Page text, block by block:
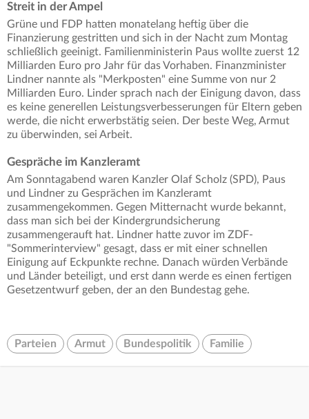
Streit in der Ampel
Grüne und FDP hatten monatelang heftig über die
Finanzierung gestritten und sich in der Nacht zum Montag
schließlich geeinigt. Familienministerin Paus wollte zuerst 12
Milliarden Euro pro Jahr für das Vorhaben. Finanzminister
Lindner nannte als "Merkposten" eine Summe von nur 2
Milliarden Euro. Linder sprach nach der Einigung davon, dass
es keine generellen Leistungsverbesserungen für Eltern geben
werde, die nicht erwerbstätig seien. Der beste Weg, Armut
zu überwinden, sei Arbeit.
Gespräche im Kanzleramt
Am Sonntagabend waren Kanzler Olaf Scholz (SPD), Paus
und Lindner zu Gesprächen im Kanzleramt
zusammengekommen. Gegen Mitternacht wurde bekannt,
dass man sich bei der Kindergrundsicherung
zusammengerauft hat. Lindner hatte zuvor im ZDF-
"Sommerinterview" gesagt, dass er mit einer schnellen
Einigung auf Eckpunkte rechne. Danach würden Verbände
und Länder beteiligt, und erst dann werde es einen fertigen
Gesetzentwurf geben, der an den Bundestag gehe.
Parteien Armut Bundespolitik Familie